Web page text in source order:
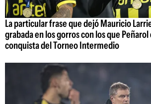
La particular frase que dejó Mauricio
grabada en los gorros con los que
conquista del Torneo Intermedio